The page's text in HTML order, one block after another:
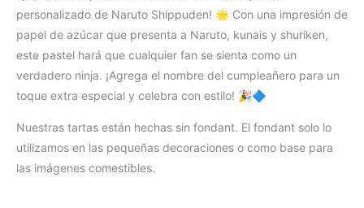
personalizado de Naruto Shippuden! 🌟 Con una impresión de
papel de azúcar que presenta a Naruto, kunais y shuriken,
este pastel hará que cualquier fan se sienta como un
verdadero ninja. ¡Agrega el nombre del cumpleañero para un
toque extra especial y celebra con estilo! 🎉🔷
Nuestras tartas están hechas sin fondant. El fondant solo lo
utilizamos en las pequeñas decoraciones o como base para
las imágenes comestibles.